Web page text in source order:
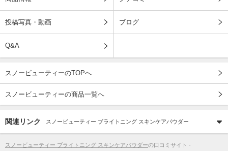
投稿写真・動画 ブログ
Q&A
スノービューティーのTOPへ
スノービューティーの商品一覧へ
関連リンク スノービューティー ブライトニング スキンケアパウダー
スノービューティー ブライトニング スキンケアパウダーの口コミサイト -